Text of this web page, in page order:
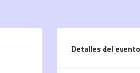
Detalles del evento